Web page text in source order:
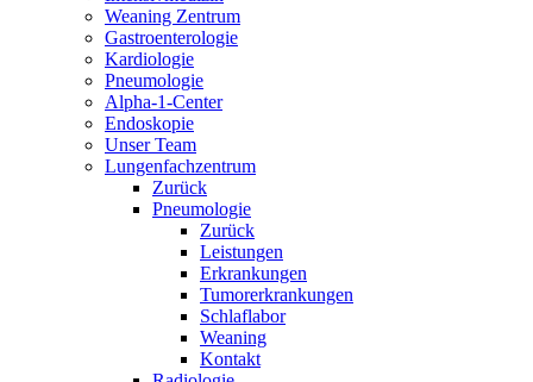
Weaning Zentrum
Gastroenterologie
Kardiologie
Pneumologie
Alpha-1-Center
Endoskopie
Unser Team
Lungenfachzentrum
Zurück
Pneumologie
Zurück
Leistungen
Erkrankungen
Tumorerkrankungen
Schlaflabor
Weaning
Kontakt